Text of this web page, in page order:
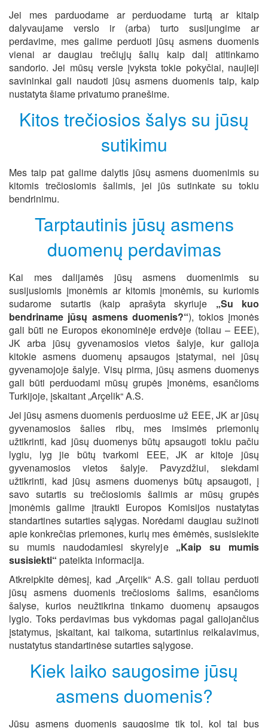
Jei mes parduodame ar perduodame turtą ar kitaip
dalyvaujame verslo ir (arba) turto susijungime ar
perdavime, mes galime perduoti jūsų asmens duomenis
vienai ar daugiau trečiųjų šalių kaip dalį atitinkamo
sandorio. Jei mūsų versle įvyksta tokie pokyčiai, naujieji
savininkai gali naudoti jūsų asmens duomenis taip, kaip
nustatyta šiame privatumo pranešime.
Kitos trečiosios šalys su jūsų
sutikimu
Mes taip pat galime dalytis jūsų asmens duomenimis su
kitomis trečiosiomis šalimis, jei jūs sutinkate su tokiu
bendrinimu.
Tarptautinis jūsų asmens
duomenų perdavimas
Kai mes dalijamės jūsų asmens duomenimis su
susijusiomis įmonėmis ar kitomis įmonėmis, su kuriomis
sudarome sutartis (kaip aprašyta skyriuje „Su kuo
bendriname jūsų asmens duomenis?“), tokios įmonės
gali būti ne Europos ekonominėje erdvėje (toliau – EEE),
JK arba jūsų gyvenamosios vietos šalyje, kur galioja
kitokie asmens duomenų apsaugos įstatymai, nei jūsų
gyvenamojoje šalyje. Visų pirma, jūsų asmens duomenys
gali būti perduodami mūsų grupės įmonėms, esančioms
Turkijoje, įskaitant „Arçelik“ A.S.
Jei jūsų asmens duomenis perduosime už EEE, JK ar jūsų
gyvenamosios šalies ribų, mes imsimės priemonių
užtikrinti, kad jūsų duomenys būtų apsaugoti tokiu pačiu
lygiu, lyg jie būtų tvarkomi EEE, JK ar kitoje jūsų
gyvenamosios vietos šalyje. Pavyzdžiui, siekdami
užtikrinti, kad jūsų asmens duomenys būtų apsaugoti, į
savo sutartis su trečiosiomis šalimis ar mūsų grupės
įmonėmis galime įtraukti Europos Komisijos nustatytas
standartines sutarties sąlygas. Norėdami daugiau sužinoti
apie konkrečias priemones, kurių mes ėmėmės, susisiekite
su mumis naudodamiesi skyrelyje „Kaip su mumis
susisiekti“ pateikta informacija.
Atkreipkite dėmesį, kad „Arçelik“ A.S. gali toliau perduoti
jūsų asmens duomenis trečiosioms šalims, esančioms
šalyse, kurios neužtikrina tinkamo duomenų apsaugos
lygio. Toks perdavimas bus vykdomas pagal galiojančius
įstatymus, įskaitant, kai taikoma, sutartinius reikalavimus,
nustatytus standartinėse sutarties sąlygose.
Kiek laiko saugosime jūsų
asmens duomenis?
Jūsų asmens duomenis saugosime tik tol, kol tai bus